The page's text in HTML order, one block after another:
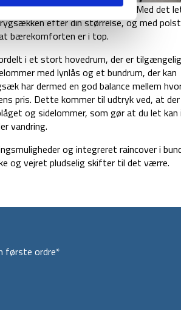
det skotske mærke Trespass. Med det
efter din størrelse, og med
bærekomforten er i top.
i et stort hovedrum, der er
med lynlås og et bundrum, der kan
har dermed en god balance mellem
pris. Dette kommer til udtryk ved, at
og sidelommer, som gør at du let kan
vandring.
og integreret raincover i
og vejret pludselig skifter til det værre.
første ordre*